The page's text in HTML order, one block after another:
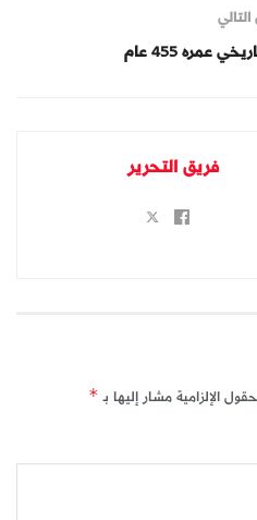
455 عام
فريق التحرير
الإلزامية مشار إليها بـ *